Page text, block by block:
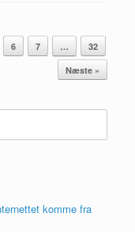
6 7 …
32
Næste »
komme fra